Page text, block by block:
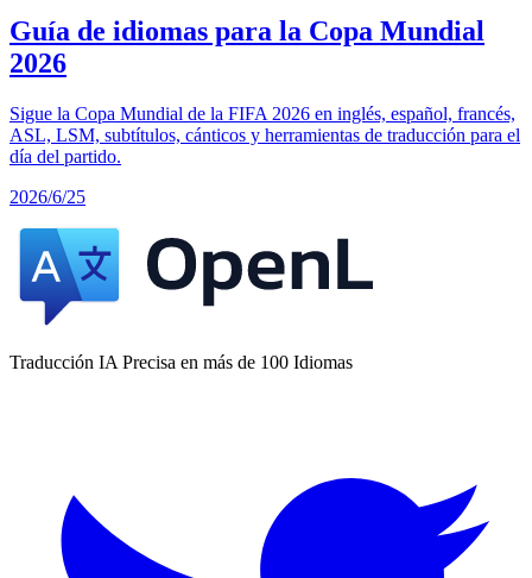
Guía de idiomas para la Copa Mundial
2026
Sigue la Copa Mundial de la FIFA 2026 en inglés, español, francés,
ASL, LSM, subtítulos, cánticos y herramientas de traducción para el
día del partido.
2026/6/25
Traducción IA Precisa en más de 100 Idiomas